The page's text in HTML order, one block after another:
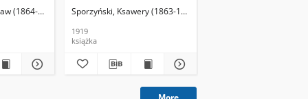
(1864-1937)
Zakrzewski, Konstanty (1876-1948)
Sporzyński, Ksawery (1863-1923)
1919
książka